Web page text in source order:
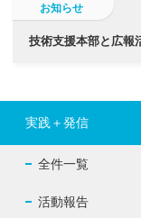
お知らせ
技術支援本部と広報
実践＋発信
全件一覧
活動報告